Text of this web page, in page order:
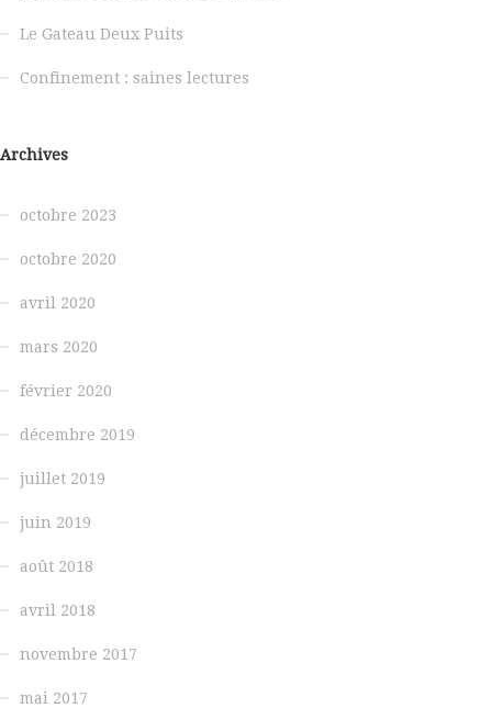
Le Gateau Deux Puits
Confinement : saines lectures
Archives
octobre 2023
octobre 2020
avril 2020
mars 2020
février 2020
décembre 2019
juillet 2019
juin 2019
août 2018
avril 2018
novembre 2017
mai 2017